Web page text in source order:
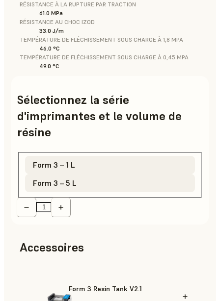
RÉSISTANCE À LA RUPTURE PAR TRACTION
61.0 MPa
RÉSISTANCE AU CHOC IZOD
33.0 J/m
TEMPÉRATURE DE FLÉCHISSEMENT SOUS CHARGE À 1,8 MPA
46.0 °C
TEMPÉRATURE DE FLÉCHISSEMENT SOUS CHARGE À 0,45 MPA
49.0 °C
Sélectionnez la série
d'imprimantes et le volume de
résine
Form 3 – 1 L
Form 3 – 5 L
Accessoires
Form 3 Resin Tank V2.1